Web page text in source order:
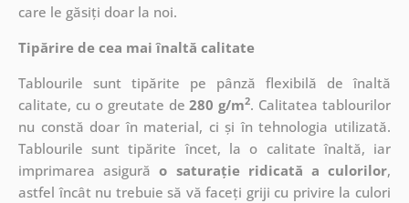
care le găsiți doar la noi.
Tipărire de cea mai înaltă calitate
Tablourile sunt tipărite pe pânză flexibilă de înaltă
calitate, cu o greutate de280 g/m2. Calitatea tablourilor
nu constă doar în material, ci și în tehnologia utilizată.
Tablourile sunt tipărite încet, la o calitate înaltă, iar
imprimarea asigurăo saturație ridicată a culorilor,
astfel încât nu trebuie să vă faceți griji cu privire la culori